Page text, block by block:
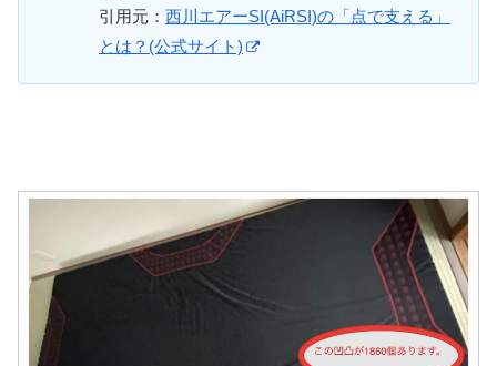
引用元： 西川エアーSI(AiRSI)の「点で支える」
とは？(公式サイト)